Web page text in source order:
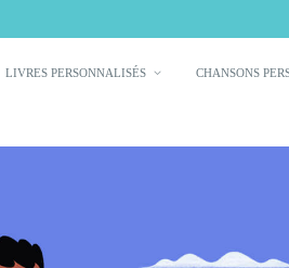
LIVRES PERSONNALISÉS CHANSONS